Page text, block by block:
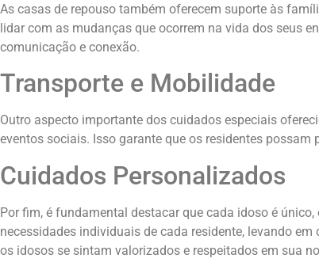
As casas de repouso também oferecem suporte às
lidar com as mudanças que ocorrem na vida dos seus
comunicação e conexão.
Transporte e Mobilidade
Outro aspecto importante dos cuidados especiais
eventos sociais. Isso garante que os residentes
Cuidados Personalizados
Por fim, é fundamental destacar que cada idoso é
necessidades individuais de cada residente, levando
os idosos se sintam valorizados e respeitados em sua